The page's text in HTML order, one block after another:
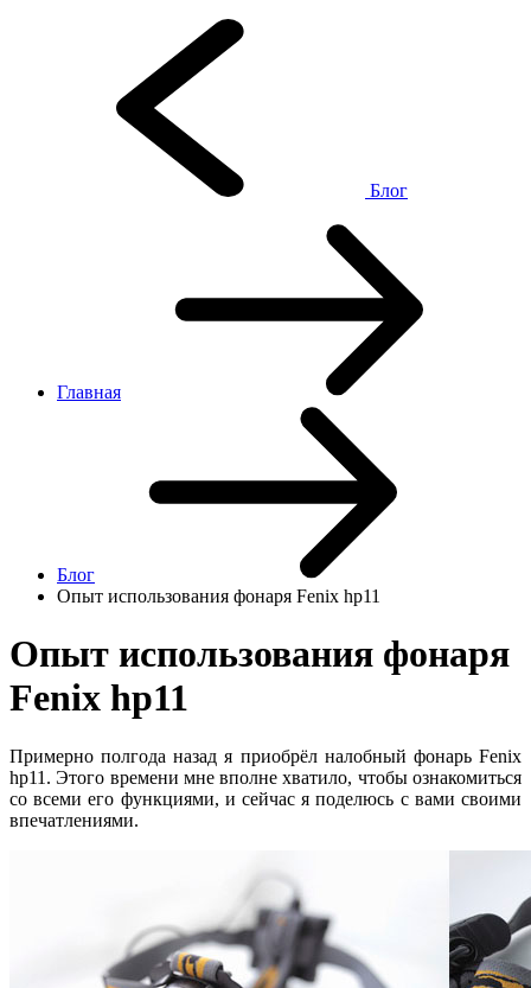
Блог
Главная
Блог
Опыт использования фонаря Fenix hp11
Опыт использования фонаря
Fenix hp11
Примерно полгода назад я приобрёл налобный фонарь Fenix
hp11. Этого времени мне вполне хватило, чтобы ознакомиться
со всеми его функциями, и сейчас я поделюсь с вами своими
впечатлениями.